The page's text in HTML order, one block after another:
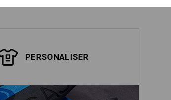
PERSONALISER